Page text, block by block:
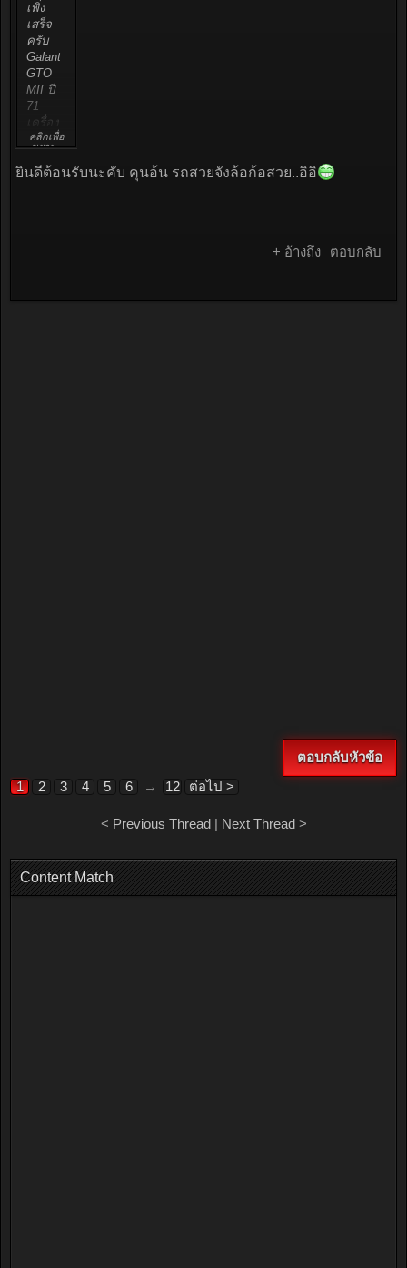
เพิ่ง
เสร็จ
ครับ
Galant
GTO
MII ปี
71
เครื่อง
Saturn
ชื่ออ้น
ยินดีที่
คลิกเพื่อ
ขยาย...
ยินดีต้อนรับนะคับ คุนอ้น รถสวยจังล้อก้อสวย..อิอิ
+ อ้างถึง ตอบกลับ
ตอบกลับหัวข้อ
1
2 3 4 5 6 → 12 ต่อไป >
< Previous Thread| Next Thread>
Content Match